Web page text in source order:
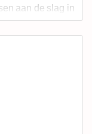
aan de slag in
en
voor